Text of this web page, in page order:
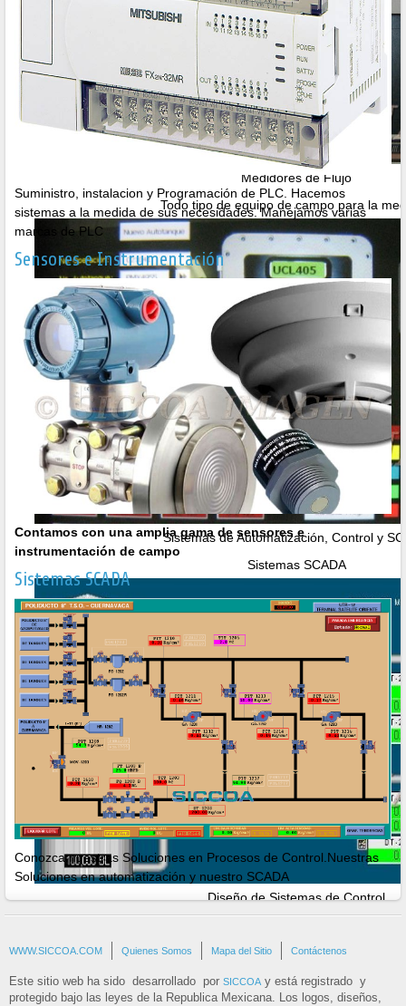
Medidores de Flujo
Todo tipo de equipo de campo para la
Sistemas de Automatización, Control y
Sistemas SCADA
Diseño de Sistemas de Control
Suministro, instalacion y Programación de PLC. Hacemos
sistemas a la medida de sus necesidades. Manejamos varias
marcas de PLC
Sensores e Instrumentación
Contamos con una amplia gama de sensores e
instrumentación de campo
Sistemas SCADA
Conozca nuestras Soluciones en Procesos de Control.Nuestras
Soluciones en automatización y nuestro SCADA
WWW.SICCOA.COM Quienes Somos Mapa del Sitio Contáctenos
Este sitio web ha sido desarrollado por SICCOA y está registrado y
protegido bajo las leyes de la Republica Mexicana. Los logos, diseños,